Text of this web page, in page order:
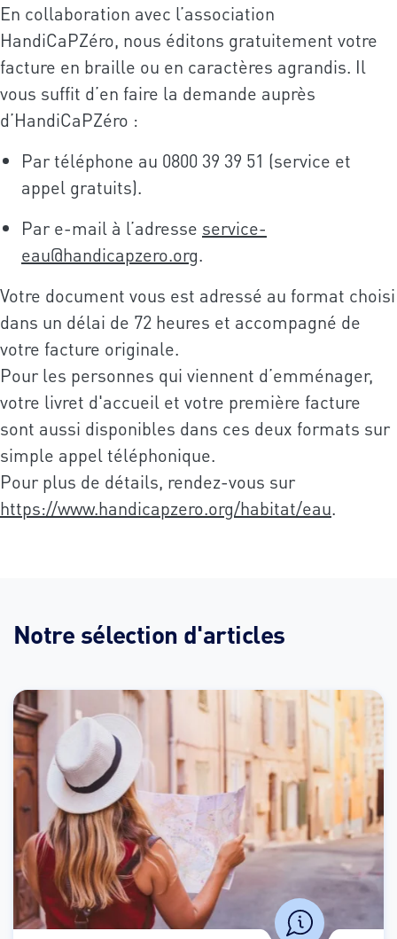
En collaboration avec l’association
HandiCaPZéro, nous éditons gratuitement votre
facture en braille ou en caractères agrandis. Il
vous suffit d’en faire la demande auprès
d’HandiCaPZéro :
Par téléphone au 0800 39 39 51 (service et
appel gratuits).
Par e-mail à l’adresse service-
eau@handicapzero.org.
Votre document vous est adressé au format choisi
dans un délai de 72 heures et accompagné de
votre facture originale.
Pour les personnes qui viennent d’emménager,
votre livret d'accueil et votre première facture
sont aussi disponibles dans ces deux formats sur
simple appel téléphonique.
Pour plus de détails, rendez-vous sur
https://www.handicapzero.org/habitat/eau.
Notre sélection d'articles